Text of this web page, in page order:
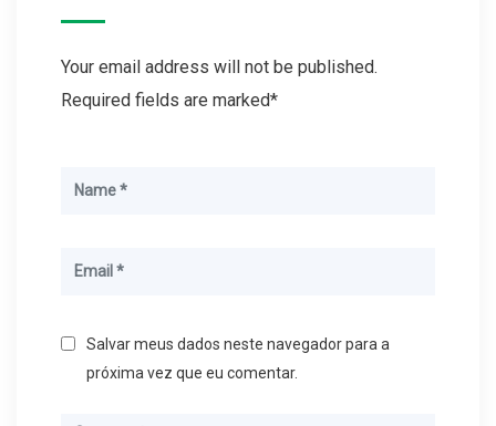
Your email address will not be published.
Required fields are marked*
Salvar meus dados neste navegador para a
próxima vez que eu comentar.